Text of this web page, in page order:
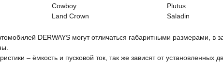
Cowboy
Land Crown
Plutus
Saladin
DERWAYS могут отличаться габаритными размерами, в
– ёмкость и пусковой ток, так же зависят от установленных